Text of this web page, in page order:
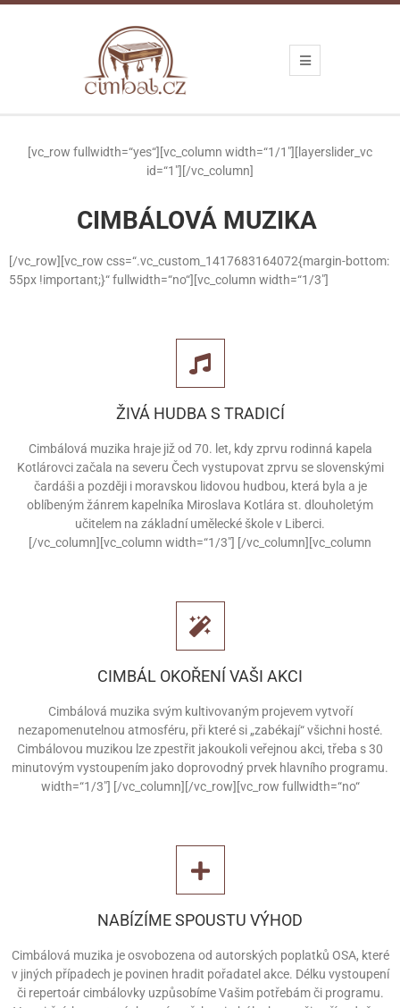
[vc_row fullwidth=“yes“][vc_column width=“1/1″][layerslider_vc
id=“1″][/vc_column]
CIMBÁLOVÁ MUZIKA
[/vc_row][vc_row css=“.vc_custom_1417683164072{margin-bottom:
55px !important;}“ fullwidth=“no“][vc_column width=“1/3″]
ŽIVÁ HUDBA S TRADICÍ
Cimbálová muzika hraje již od 70. let, kdy zprvu rodinná kapela
Kotlárovci začala na severu Čech vystupovat zprvu se slovenskými
čardáši a později i moravskou lidovou hudbou, která byla a je
oblíbeným žánrem kapelníka Miroslava Kotlára st. dlouholetým
učitelem na základní umělecké škole v Liberci.
[/vc_column][vc_column width=“1/3″]
CIMBÁL OKOŘENÍ VAŠI AKCI
Cimbálová muzika svým kultivovaným projevem vytvoří
nezapomenutelnou atmosféru, při které si „zabékají“ všichni hosté.
Cimbálovou muzikou lze zpestřit jakoukoli veřejnou akci, třeba s 30
minutovým vystoupením jako doprovodný prvek hlavního programu.
[/vc_column][vc_column
width=“1/3″]
NABÍZÍME SPOUSTU VÝHOD
Cimbálová muzika je osvobozena od autorských poplatků OSA, které
v jiných případech je povinen hradit pořadatel akce. Délku vystoupení
či repertoár cimbálovky uzpůsobíme Vašim potřebám či programu.
[/vc_column][/vc_row][vc_row fullwidth=“no“